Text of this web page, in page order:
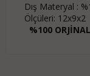
Dış Materyal :
Ölçüleri: 12x9x2
%100 ORJİNAL